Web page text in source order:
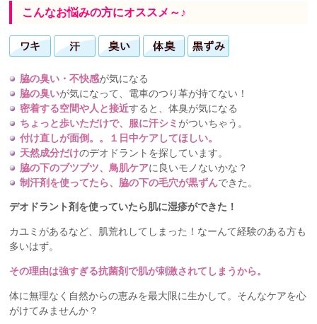
こんなお悩みの方にオススメ～♪
脇の臭い・不快感が気になる
脇の臭いが気になって、電車のつり革が持てない！
密着する空間や人と接近すると、体臭が気になる
ちょっと歩いただけで、服に汗シミ がついちゃう。
付け直しが面倒。。１日中ケアしてほしい。
天然成分だけのデオドラントを探しています。
脇の下のブツブツ、鳥肌ケアに良いモノないかな？
制汗剤を使ってたら、脇の下の毛穴が黒ずんできた。
デオドラント剤を使っていたら肌に湿疹ができた！
カユミがあるなど、肌荒れしてしまった！なーんて経験のある方も
多いはず。
その理由は強すぎる抗菌剤で肌が刺激されてしまうから。
体に無理なく自然からの恵みを最大限に生かして。そんなケアを心
がけてみませんか？